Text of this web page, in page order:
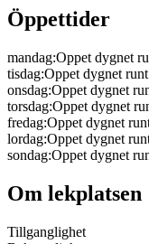
Öppettider
mandag:Oppet dygnet
tisdag:Oppet dygnet runt
onsdag:Oppet dygnet
torsdag:Oppet dygnet
fredag:Oppet dygnet
lordag:Oppet dygnet
sondag:Oppet dygnet
Om lekplatsen
Tillganglighet